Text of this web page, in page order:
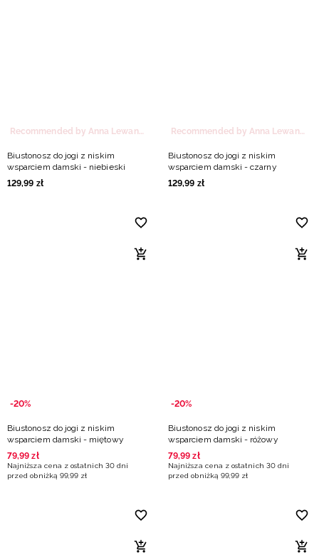
Recommended by Anna Lewandowska
Biustonosz do jogi z niskim
wsparciem damski - niebieski
129,99 zł
Recommended by Anna Lewandowska
Biustonosz do jogi z niskim
wsparciem damski - czarny
129,99 zł
-20%
Biustonosz do jogi z niskim
wsparciem damski - miętowy
79,99 zł
Najniższa cena z ostatnich 30 dni
przed obniżką 99,99 zł
-20%
Biustonosz do jogi z niskim
wsparciem damski - różowy
79,99 zł
Najniższa cena z ostatnich 30 dni
przed obniżką 99,99 zł